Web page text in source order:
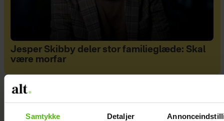
Samtykke Detaljer
Jesper Skibby deler stor familieglæde: Skal
være morfar